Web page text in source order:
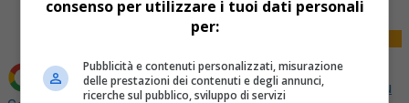
Aggiungi La Provincia di Biella come Fonte preferita su
consenso per utilizzare i tuoi dati personali
per:
Pubblicità e contenuti personalizzati, misurazione
delle prestazioni dei contenuti e degli annunci,
ricerche sul pubblico, sviluppo di servizi